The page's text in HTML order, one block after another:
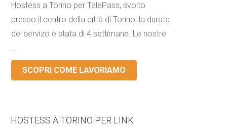
Hostess a Torino per TelePass, svolto
presso il centro della città di Torino, la durata
del servizo è stata di 4 settimane. Le nostre
...
SCOPRI COME LAVORIAMO
HOSTESS A TORINO PER LINK